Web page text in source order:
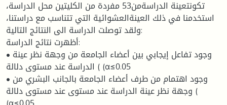
تكونتعينة الدراسةمن53 مفردة من الكليتين محل الدراسة،
استخدمنا في ذلك العينةالعشوائية التي تتناسب مع دراستنا،
ولقد توصلت الدراسة الى النتائج التالية:
أظهرت نتائج الدراسة:
• وجود تفاعل إيجابي بين أعضاء الجامعة من وجهة نظر عينة
الدراسة عند مستوى دلالة ( (α≤0.05
• وجود اهتمام من طرف أعضاء الجامعة بالجانب البشري من
وجهة نظر عينة الدراسة عند مستوى عند مستوى دلالة (